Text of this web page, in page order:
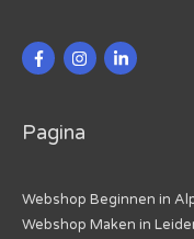
Pagina
Webshop Beginnen in
Webshop Maken in